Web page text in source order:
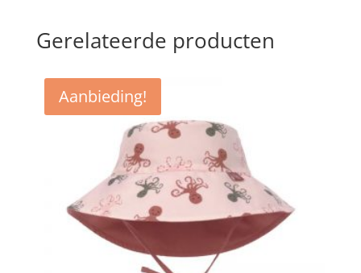
Gerelateerde producten
Aanbieding!